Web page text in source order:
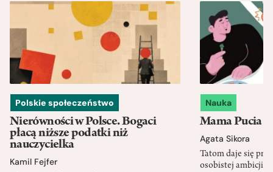
Polskie społeczeństwo
Nierówności w Polsce. Bogaci
płacą niższe podatki niż
nauczycielka
Kamil Fejfer
Nauka
Mama Pucia
Agata Sikora
Tatom daje się
osobistej ambicji,